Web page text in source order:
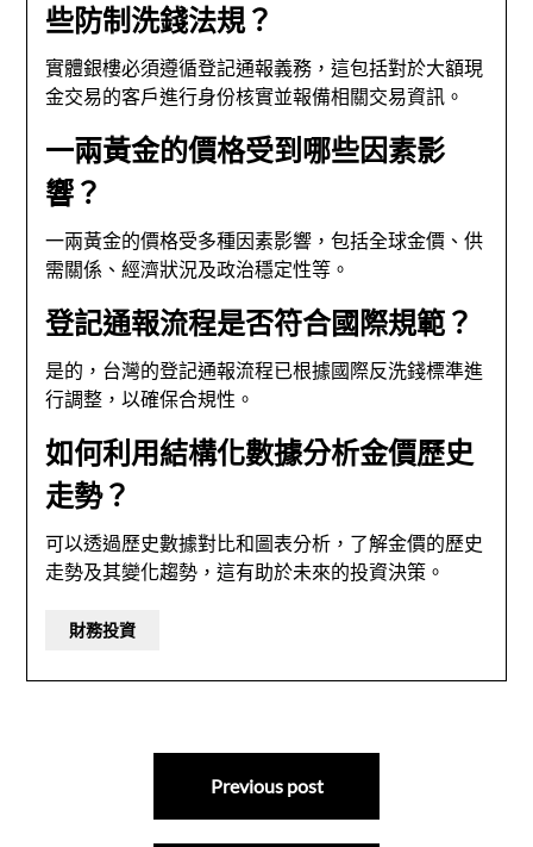
些防制洗錢法規？
實體銀樓必須遵循登記通報義務，這包括對於大額現
金交易的客戶進行身份核實並報備相關交易資訊。
一兩黃金的價格受到哪些因素影
響？
一兩黃金的價格受多種因素影響，包括全球金價、供
需關係、經濟狀況及政治穩定性等。
登記通報流程是否符合國際規範？
是的，台灣的登記通報流程已根據國際反洗錢標準進
行調整，以確保合規性。
如何利用結構化數據分析金價歷史
走勢？
可以透過歷史數據對比和圖表分析，了解金價的歷史
走勢及其變化趨勢，這有助於未來的投資決策。
財務投資
Previous post